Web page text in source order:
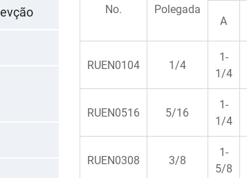
No.
Polegada
A
RUEN0104 1/4
1-
1/4
RUEN0516 5/16
1-
1/4
RUEN0308 3/8
1-
5/8